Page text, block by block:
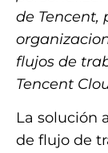
de Tencent,
flujos de
Tencent
La solución
de flujo de